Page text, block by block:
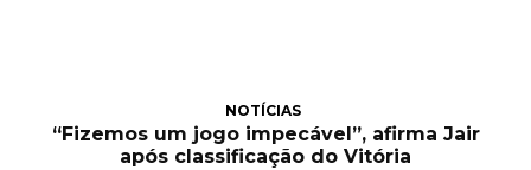
NOTÍCIAS
“Fizemos um jogo impecável”, afirma Jair
após classificação do Vitória